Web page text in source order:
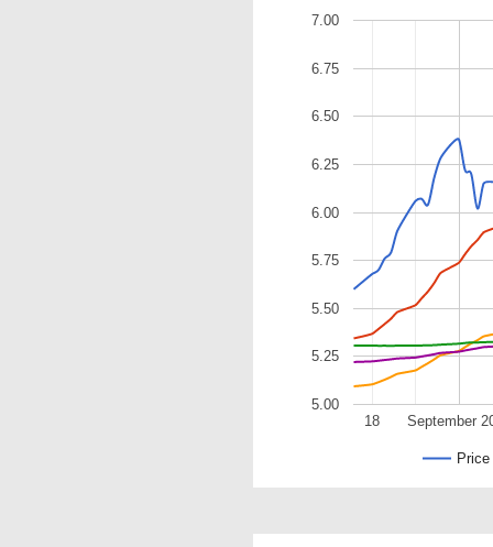
Price
September
18
5.00
5.25
5.50
5.75
6.00
6.25
6.50
6.75
7.00